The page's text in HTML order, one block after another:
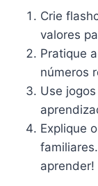
Crie
valores
Pratique
números
Use
Explique
aprender!